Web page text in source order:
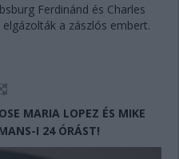
Ferdinánd és Charles
a zászlós embert.
MARIA LOPEZ ÉS MIKE
I 24 ÓRÁST!